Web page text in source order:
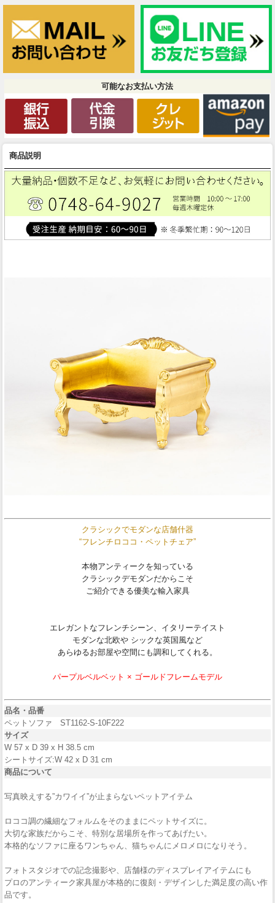
可能なお支払い方法
商品説明
クラシックでモダンな店舗什器
“フレンチロココ・ペットチェア”
本物アンティークを知っている
クラシックデモダンだからこそ
ご紹介できる優美な輸入家具
エレガントなフレンチシーン、イタリーテイスト
モダンな北欧や シックな英国風など
あらゆるお部屋や空間にも調和してくれる。
パープルベルベット × ゴールドフレームモデル
品名・品番
ペットソファ ST1162-S-10F222
サイズ
W 57 x D 39 x H 38.5 cm
シートサイズ:W 42 x D 31 cm
商品について
写真映えする”カワイイ”が止まらないペットアイテム
ロココ調の繊細なフォルムをそのままにペットサイズに。
大切な家族だからこそ、特別な居場所を作ってあげたい。
本格的なソファに座るワンちゃん、猫ちゃんにメロメロになりそう。
フォトスタジオでの記念撮影や、店舗様のディスプレイアイテムにも
プロのアンティーク家具屋が本格的に復刻・デザインした満足度の高い作
品です。